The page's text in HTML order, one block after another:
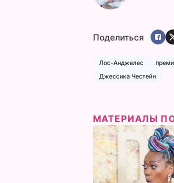
Поделиться
Лос-Анджелес
Джессика Честейн
МАТЕРИАЛЫ